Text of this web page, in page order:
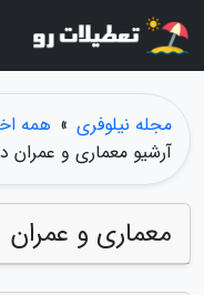
مجله نیلوفری » همه
آرشیو معماری و عمران
معماری و عمران